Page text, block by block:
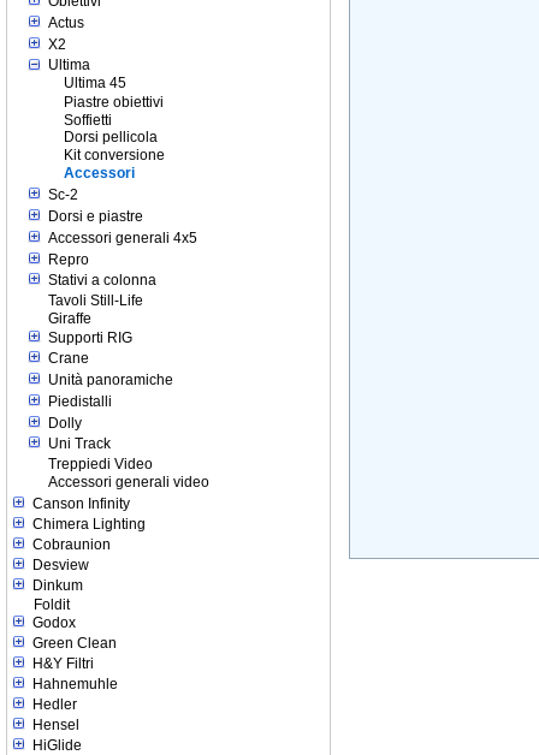
Actus
X2
Ultima
Ultima 45
Piastre obiettivi
Soffietti
Dorsi pellicola
Kit conversione
Accessori
Sc-2
Dorsi e piastre
Accessori generali 4x5
Repro
Stativi a colonna
Tavoli Still-Life
Giraffe
Supporti RIG
Crane
Unità panoramiche
Piedistalli
Dolly
Uni Track
Treppiedi Video
Accessori generali video
Canson Infinity
Chimera Lighting
Cobraunion
Desview
Dinkum
Foldit
Godox
Green Clean
H&Y Filtri
Hahnemuhle
Hedler
Hensel
HiGlide